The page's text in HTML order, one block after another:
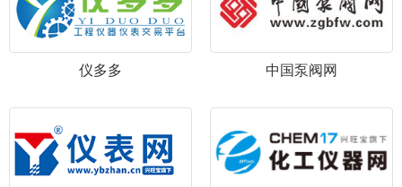
仪多多 中国泵阀网